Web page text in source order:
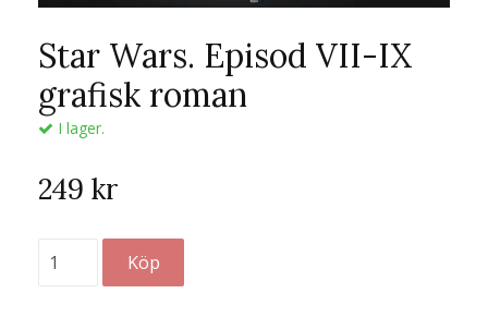
Star Wars. Episod VII-IX
grafisk roman
I lager.
249 kr